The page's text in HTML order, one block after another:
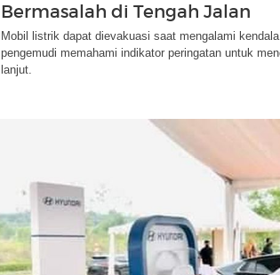
Bermasalah di Tengah Jalan
Mobil listrik dapat dievakuasi saat mengalami
pengemudi memahami indikator peringatan untuk
lanjut.